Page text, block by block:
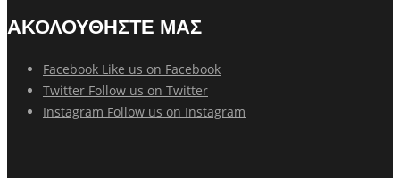
ΑΚΟΛΟΥΘΗΣΤΕ ΜΑΣ
Facebook Like us on Facebook
Twitter Follow us on Twitter
Instagram Follow us on Instagram